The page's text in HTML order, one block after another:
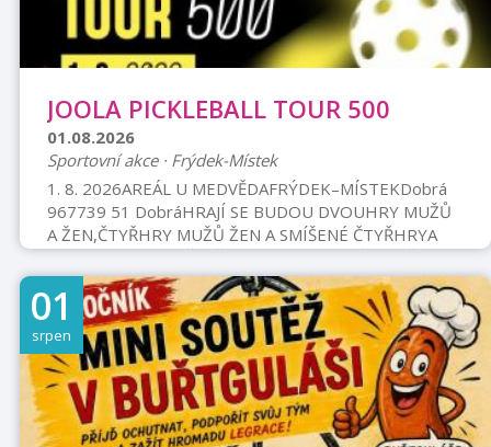
JOOLA PICKLEBALL TOUR 500
01.08.2026
Sportovní akce · Frýdek-Místek
1. 8. 2026AREÁL U MEDVĚDAFRÝDEK–MÍSTEKDobrá
967739 51 DobráHRAJÍ SE BUDOU DVOUHRY MUŽŮ
A ŽEN,ČTYŘHRY MUŽŮ ŽEN A SMÍŠENÉ ČTYŘHRYA
KATEGORIE 50+ (ČTYŘHRA NEBO MIX)PŘIHLAŠENÍ
PŘES TOURNAMENTY (WWW.TOURNAMENTY.CZ),
PRO BLIŽŠÍ INFORMACENÁS KONTAKTUJTE: E-MAIL:
CZPICKLEBALL@GMAIL.COM, TEL.: 731 223
080WWW.WEBERSPORT.CZ
01
srpen